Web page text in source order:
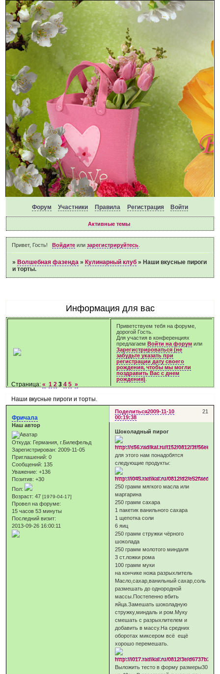
Форум Участники Правила Регистрация Войти
Активные темы
Привет, Гость! Войдитеили зарегистрируйтесь.
» Волшебная фазенда » Кулинарный клуб » Наши вкусные пироги
и торты.
Информация для вас
Приветствуем тебя на форуме,
дорогой Гость.
Для участия в конференциях
предлагаемВойти на форум или
Зарегистрироваться (не
забудьте указать при
регистрации дату своего
рождения, чтобы мы могли
поздравить Вас с днем
рождения)
Наши вкусные пироги и торты.
Страница:« 1 2 3 4 5 »
Поделиться 21
2009-11-10
00:19:38
Фричала
Наш автор
Откуда: Германия, г.Билефельд
Зарегистрирован: 2009-11-05
Приглашений: 0
Сообщений: 135
Уважение: +136
Позитив: +30
Пол:
Возраст: 47[1979-04-17]
Провел на форуме:
15 часов 53 минуты
Последний визит:
2013-09-26 16:00:11
Шоколадный пирог
для этого нам понадобятся
следующие продукты:
250 грамм мягкого масла или
маргарина
250 грамм сахара
1 пакетик ванильного сахара
1 щепотка соли
6 яиц
250 грамм стружки чёрного
шоколада
250 грамм молотого миндаля
3 ст.ложки рома
100 грамм муки
на кончике ножа разрыхлитель
Масло,сахар,ванильный сахар,соль
размешать до однородной
массы.Постепенно вбить
яйца.Замешать шоколадную
стружку,миндаль и ром.Муку
смешать с разрыхлителем и
добавить в массу.На средних
оборотах миксером всё ещё
хорошо перемешать.
Выложить тесто в форму размеры30